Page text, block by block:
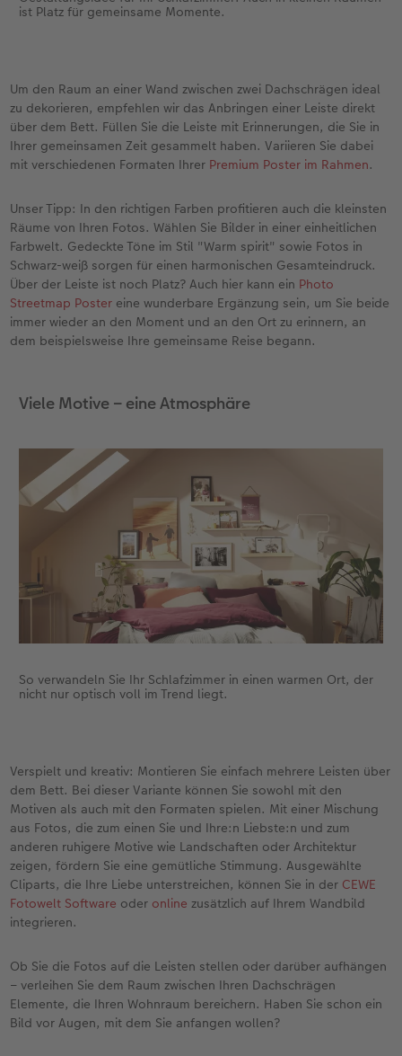
ist Platz für gemeinsame Momente.
Um den Raum an einer Wand zwischen zwei Dachschrägen ideal
zu dekorieren, empfehlen wir das Anbringen einer Leiste direkt
über dem Bett. Füllen Sie die Leiste mit Erinnerungen, die Sie in
Ihrer gemeinsamen Zeit gesammelt haben. Variieren Sie dabei
mit verschiedenen Formaten Ihrer Premium Poster im Rahmen.
Unser Tipp: In den richtigen Farben profitieren auch die kleinsten
Räume von Ihren Fotos. Wählen Sie Bilder in einer einheitlichen
Farbwelt. Gedeckte Töne im Stil "Warm spirit" sowie Fotos in
Schwarz-weiß sorgen für einen harmonischen Gesamteindruck.
Über der Leiste ist noch Platz? Auch hier kann ein Photo
Streetmap Poster eine wunderbare Ergänzung sein, um Sie beide
immer wieder an den Moment und an den Ort zu erinnern, an
dem beispielsweise Ihre gemeinsame Reise begann.
Viele Motive – eine Atmosphäre
So verwandeln Sie Ihr Schlafzimmer in einen warmen Ort, der
nicht nur optisch voll im Trend liegt.
Verspielt und kreativ: Montieren Sie einfach mehrere Leisten über
dem Bett. Bei dieser Variante können Sie sowohl mit den
Motiven als auch mit den Formaten spielen. Mit einer Mischung
aus Fotos, die zum einen Sie und Ihre:n Liebste:n und zum
anderen ruhigere Motive wie Landschaften oder Architektur
zeigen, fördern Sie eine gemütliche Stimmung. Ausgewählte
Cliparts, die Ihre Liebe unterstreichen, können Sie in der CEWE
Fotowelt Software oder online zusätzlich auf Ihrem Wandbild
integrieren.
Ob Sie die Fotos auf die Leisten stellen oder darüber aufhängen
– verleihen Sie dem Raum zwischen Ihren Dachschrägen
Elemente, die Ihren Wohnraum bereichern. Haben Sie schon ein
Bild vor Augen, mit dem Sie anfangen wollen?